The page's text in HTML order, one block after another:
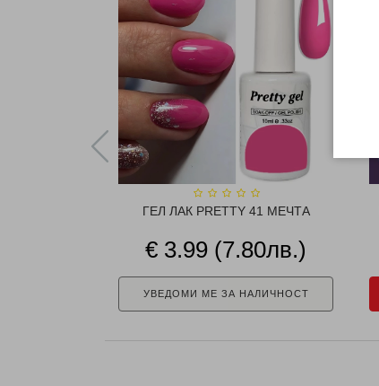
ГЕЛ ЛАК PRETTY 41 МЕЧТА
€ 3.99 (7.80лв.)
УВЕДОМИ МЕ ЗА НАЛИЧНОСТ